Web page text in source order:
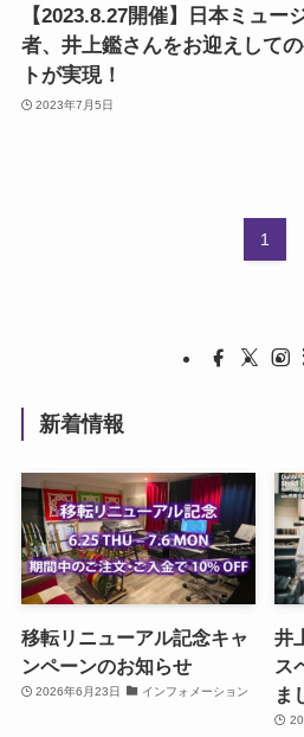
【2023.8.27開催】日本ミュー
者、井上鑑さんをお迎えして
トが実現！
2023年7月5日
1
新着情報
移転リニューアル記念キャ
ンペーンのお知らせ
2026年6月23日 インフォメーション
井
ス
ま